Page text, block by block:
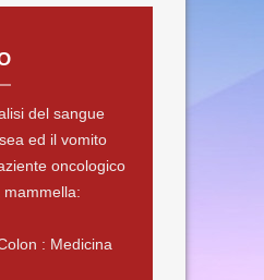
del sangue
ed il vomito
oncologico
: Medicina